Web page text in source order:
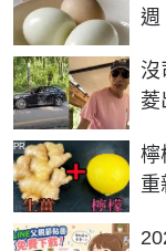
週
沒
檸
重
PR